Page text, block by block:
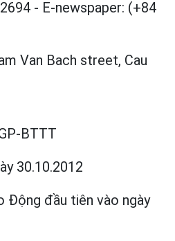
- E-newspaper: (+84
Van Bach street, Cau
BTTT
30.10.2012
Động đầu tiên vào ngày